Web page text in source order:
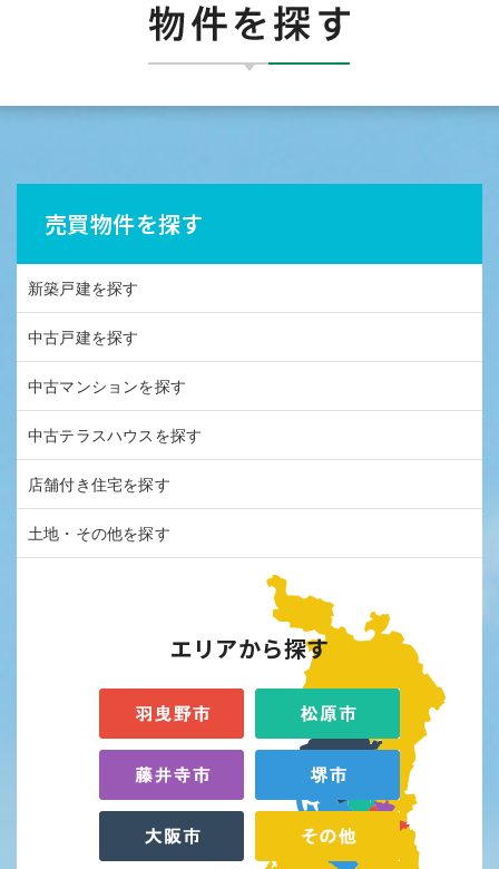
売買物件を探す
新築戸建を探す
中古戸建を探す
中古マンションを探す
中古テラスハウスを探す
店舗付き住宅を探す
土地・その他を探す
エリアから探す